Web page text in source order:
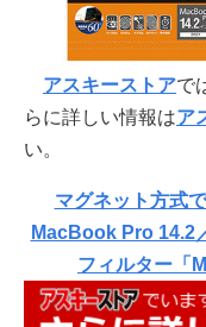
アスキーストアで
らに詳しい情報はア
い。
マグネット方式
MacBook Pro 14.2
フィルター「